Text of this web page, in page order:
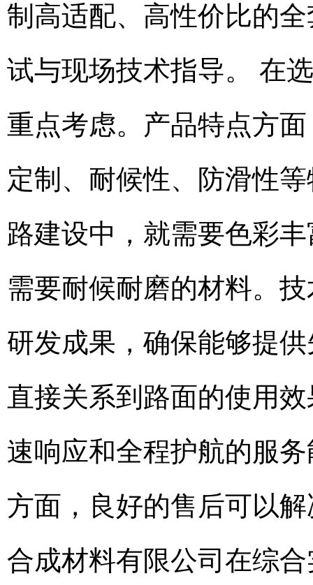
制高适配、高性价比的
试与现场技术指导。 在
重点考虑。产品特点方
定制、耐候性、防滑性
路建设中，就需要色彩
需要耐候耐磨的材料。
研发成果，确保能够提
直接关系到路面的使用
速响应和全程护航的服
方面，良好的售后可以
合成材料有限公司在综